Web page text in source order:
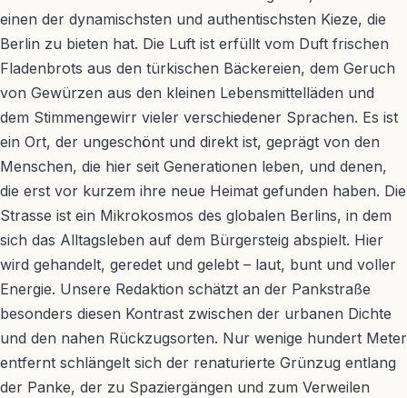
einen der dynamischsten und authentischsten Kieze, die
Berlin zu bieten hat. Die Luft ist erfüllt vom Duft frischen
Fladenbrots aus den türkischen Bäckereien, dem Geruch
von Gewürzen aus den kleinen Lebensmittelläden und
dem Stimmengewirr vieler verschiedener Sprachen. Es ist
ein Ort, der ungeschönt und direkt ist, geprägt von den
Menschen, die hier seit Generationen leben, und denen,
die erst vor kurzem ihre neue Heimat gefunden haben. Die
Strasse ist ein Mikrokosmos des globalen Berlins, in dem
sich das Alltagsleben auf dem Bürgersteig abspielt. Hier
wird gehandelt, geredet und gelebt – laut, bunt und voller
Energie. Unsere Redaktion schätzt an der Pankstraße
besonders diesen Kontrast zwischen der urbanen Dichte
und den nahen Rückzugsorten. Nur wenige hundert Meter
entfernt schlängelt sich der renaturierte Grünzug entlang
der Panke, der zu Spaziergängen und zum Verweilen